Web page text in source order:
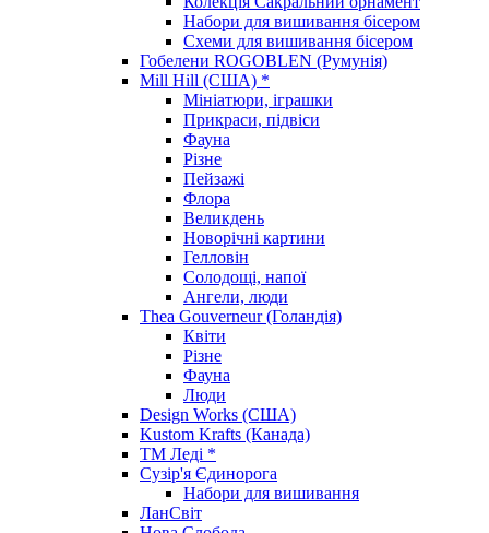
Набори для вишивання бісером
Схеми для вишивання бісером
Гобелени ROGOBLEN (Румунія)
Mill Hill (США) *
Мініатюри, іграшки
Прикраси, підвіси
Фауна
Різне
Пейзажі
Флора
Великдень
Новорічні картини
Гелловін
Солодощі, напої
Ангели, люди
Thea Gouverneur (Голандія)
Квіти
Різне
Фауна
Люди
Design Works (США)
Kustom Krafts (Канада)
ТМ Леді *
Сузір'я Єдинорога
Набори для вишивання
ЛанСвіт